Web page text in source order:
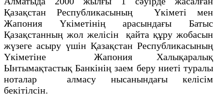
Қазақстан Республикасының Үкiметi мен
Жапония Үкiметiнiң арасындағы Батыс
Қазақстанның жол желiсiн қайта құру жобасын
жүзеге асыру үшiн Қазақстан Республикасының
Yкiметiне Жапония Халықаралық
Ынтымақтастық Банкiнiң заем беру ниетi туралы
ноталар алмасу нысанындағы келiсiм
бекiтiлсiн.